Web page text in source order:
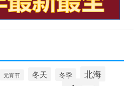
元宵节 冬天 冬季 北海